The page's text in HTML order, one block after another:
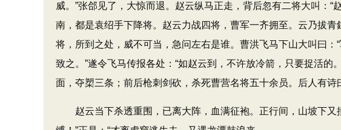
威。”张郃见了，大惊而退。赵云纵马正走，背后忽有二将大叫：
南，都是袁绍手下降将。赵云力战四将，曹军一齐拥至。云乃拔
将，所到之处，威不可当，急问左右是谁。曹洪飞马下山大叫曰：
致之。”遂令飞马传报各处：“如赵云到，不许放冷箭，只要捉活
面，夺槊三条；前后枪刺剑砍，杀死曹营名将五十余员。后人有
赵云当下杀透重围，已离大阵，血满征袍。正行间，山坡下又